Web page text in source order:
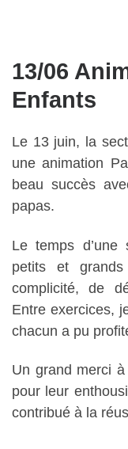
13/06
Enfants
Le 13 juin, la
une animation
beau succès
papas.
Le temps d’une
petits et
complicité, de
Entre exercices,
chacun a pu
Un grand merci
pour leur
contribué à la